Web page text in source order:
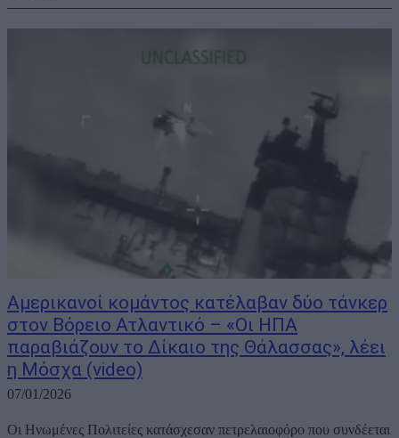
Αμερικανοί κομάντος κατέλαβαν δύο τάνκερ
στον Βόρειο Ατλαντικό – «Οι ΗΠΑ
παραβιάζουν το Δίκαιο της Θάλασσας», λέει
η Μόσχα (video)
07/01/2026
Οι Ηνωμένες Πολιτείες κατάσχεσαν πετρελαιοφόρο που συνδέεται